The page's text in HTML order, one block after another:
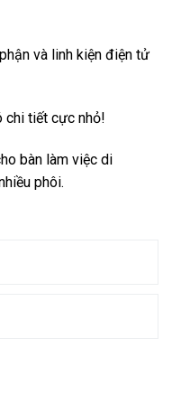
và linh kiện điện tử
chi tiết cực nhỏ!
bàn làm việc di
phôi.